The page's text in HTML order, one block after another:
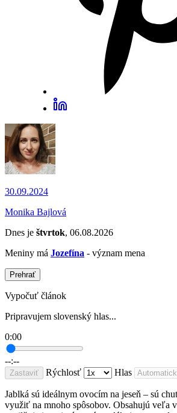
30.09.2024
Monika Bajlová
Dnes je štvrtok, 06.08.2026
Meniny má Jozefína - význam mena
Prehrať
Vypočuť článok
Pripravujem slovenský hlas...
0:00
--:--
Zastaviť Rýchlosť Hlas
Jablká sú ideálnym ovocím na jeseň – sú
využiť na mnoho spôsobov. Obsahujú veľa